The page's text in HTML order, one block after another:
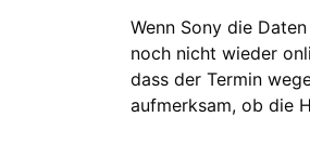
Wenn Sony die
noch nicht wieder
dass der Termin
aufmerksam, ob die